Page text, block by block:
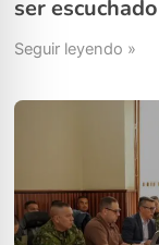
ser escuchado
Seguir leyendo »